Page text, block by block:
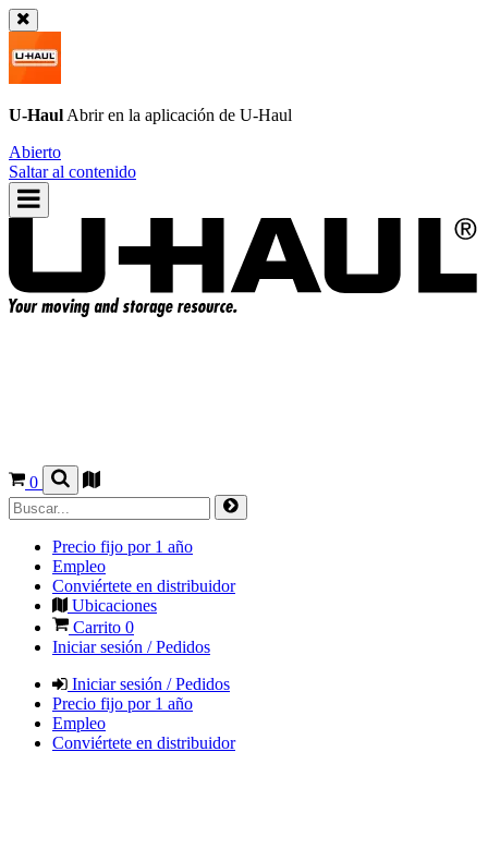
U-Haul Abrir en la aplicación de U-Haul
Abierto
Saltar al contenido
0
Precio fijo por 1 año
Empleo
Conviértete en distribuidor
Ubicaciones
Carrito 0
Iniciar sesión / Pedidos
Iniciar sesión / Pedidos
Precio fijo por 1 año
Empleo
Conviértete en distribuidor